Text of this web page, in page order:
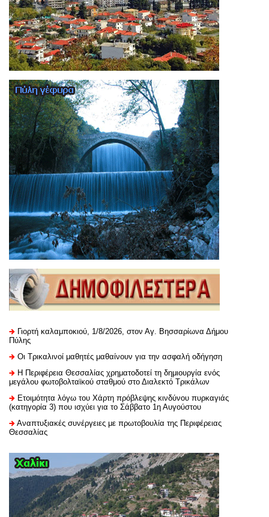
Γιορτή καλαμποκιού, 1/8/2026, στον Αγ. Βησσαρίωνα Δήμου
Πύλης
Οι Τρικαλινοί μαθητές μαθαίνουν για την ασφαλή οδήγηση
H Περιφέρεια Θεσσαλίας χρηματοδοτεί τη δημιουργία ενός
μεγάλου φωτοβολταϊκού σταθμού στο Διαλεκτό Τρικάλων
Ετοιμότητα λόγω του Χάρτη πρόβλεψης κινδύνου πυρκαγιάς
(κατηγορία 3) που ισχύει για το Σάββατο 1η Αυγούστου
Αναπτυξιακές συνέργειες με πρωτοβουλία της Περιφέρειας
Θεσσαλίας